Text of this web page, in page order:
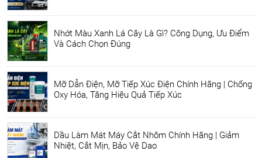
Nhớt Màu Xanh Lá Cây Là Gì? Công Dụng, Ưu Điểm
Và Cách Chọn Đúng
Mỡ Dẫn Điện, Mỡ Tiếp Xúc Điện Chính Hãng | Chống
Oxy Hóa, Tăng Hiệu Quả Tiếp Xúc
Dầu Làm Mát Máy Cắt Nhôm Chính Hãng | Giảm
Nhiệt, Cắt Mịn, Bảo Vệ Dao